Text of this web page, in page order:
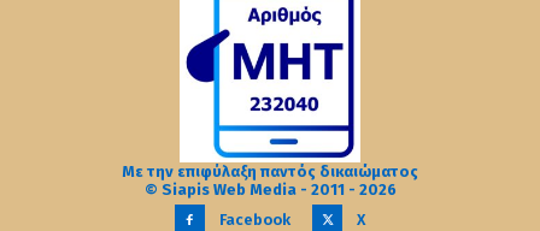
Με την επιφύλαξη παντός δικαιώματος
© Siapis Web Media - 2011 - 2026
Facebook
X